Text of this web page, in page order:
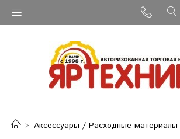
Аксессуары / Расходные материалы